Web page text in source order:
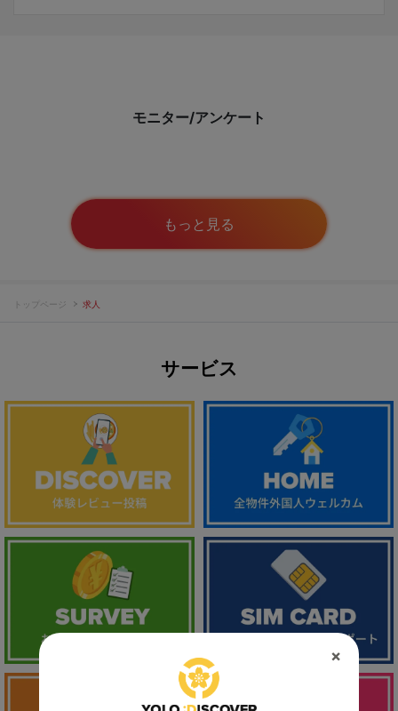
×
モニター/アンケート
もっと見る
トップページ 求人
サービス